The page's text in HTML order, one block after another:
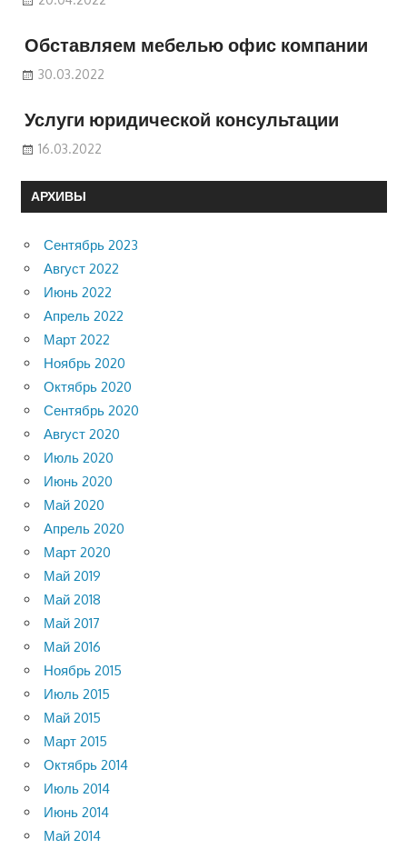
Обставляем мебелью офис компании
30.03.2022
Услуги юридической консультации
16.03.2022
АРХИВЫ
Сентябрь 2023
Август 2022
Июнь 2022
Апрель 2022
Март 2022
Ноябрь 2020
Октябрь 2020
Сентябрь 2020
Август 2020
Июль 2020
Июнь 2020
Май 2020
Апрель 2020
Март 2020
Май 2019
Май 2018
Май 2017
Май 2016
Ноябрь 2015
Июль 2015
Май 2015
Март 2015
Октябрь 2014
Июль 2014
Июнь 2014
Май 2014